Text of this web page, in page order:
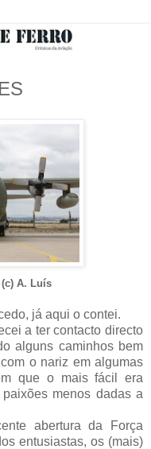
(c) A. Luís
já aqui o contei.
a ter contacto directo
alguns caminhos bem
o nariz em algumas
que o mais fácil era
menos dadas a
abertura da Força
entusiastas, os (mais)